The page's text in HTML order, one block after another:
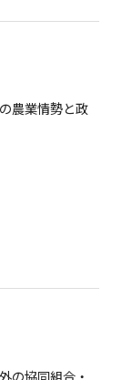
農業情勢と政
の協同組合・